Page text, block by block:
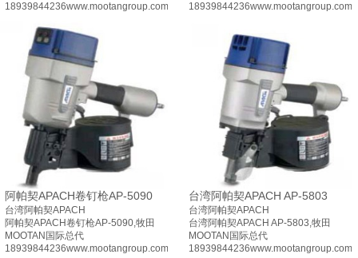
18939844236www.mootangroup.com
18939844236www.mootangroup.com
阿帕契APACH卷钉枪AP-5090
台湾阿帕契APACH
阿帕契APACH卷钉枪AP-5090,牧田
MOOTAN国际总代
18939844236www.mootangroup.com
台湾阿帕契APACH AP-5803
台湾阿帕契APACH
台湾阿帕契APACH AP-5803,牧田
MOOTAN国际总代
18939844236www.mootangroup.com